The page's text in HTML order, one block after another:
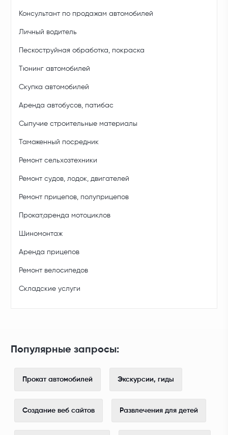
Консультант по продажам автомобилей
Личный водитель
Пескоструйная обработка, покраска
Тюнинг автомобилей
Скупка автомобилей
Аренда автобусов, патибас
Сыпучие строительные материалы
Таможенный посредник
Ремонт сельхозтехники
Ремонт судов, лодок, двигателей
Ремонт прицепов, полуприцепов
Прокат,аренда мотоциклов
Шиномонтаж
Аренда прицепов
Ремонт велосипедов
Складские услуги
Популярные запросы:
Прокат автомобилей Экскурсии, гиды
Создание веб сайтов Развлечения для детей